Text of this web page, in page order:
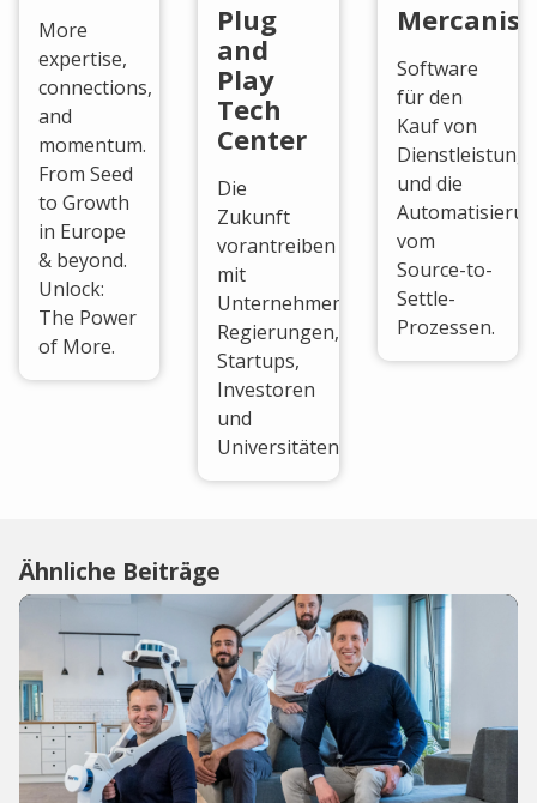
More
expertise,
connections,
and
momentum.
From Seed
to Growth
in Europe
& beyond.
Unlock:
The Power
of More.
Plug
and
Play
Tech
Center
Die
Zukunft
vorantreiben
mit
Unternehmen,
Regierungen,
Startups,
Investoren
und
Universitäten
Mercanis
Software
für den
Kauf von
und die
vom
Source-to-
Settle-
Prozessen.
Ähnliche Beiträge